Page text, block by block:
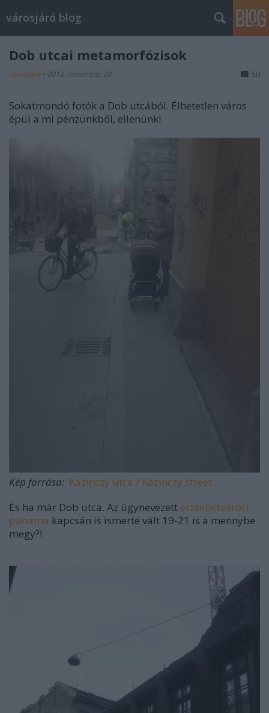
városjáró blog
Dob utcai metamorfózisok
városjáró • 2012. november 28. 50
Sokatmondó fotók a Dob utcából. Élhetetlen város
épül a mi pénzünkből, ellenünk!
Kép forrása: Kazinczy utca / Kazinczy street
És ha már Dob utca. Az úgynevezett erzsébetvárosi
panama kapcsán is ismerté vált 19-21 is a mennybe
megy?!